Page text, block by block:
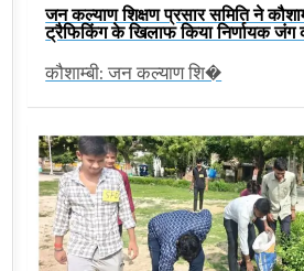
जन कल्याण शिक्षण प्रसार समिति ने
ट्रैफिकिंग के खिलाफ किया निर्णायक जंग
कौशाम्बी: जन कल्याण शि�